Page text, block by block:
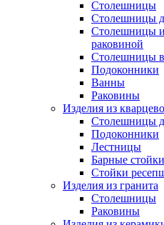
Столешницы
Столешницы
Столешницы
раковиной
Столешницы
Подоконники
Ванны
Раковины
Изделия из
Столешницы
Подоконники
Лестницы
Барные стойки
Стойки
Изделия из гранита
Столешницы
Раковины